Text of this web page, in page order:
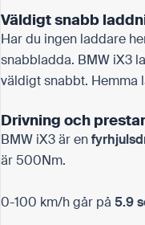
Väldigt snabb
Har du ingen laddare
snabbladda. BMW iX3
väldigt snabbt. Hemma
Drivning och
BMW iX3 är en
är 500Nm.
0-100 km/h går på 5.9